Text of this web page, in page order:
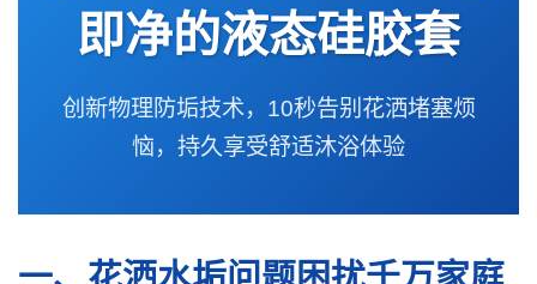
即净的液态硅胶套
创新物理防垢技术，10秒告别花洒堵塞烦
恼，持久享受舒适沐浴体验